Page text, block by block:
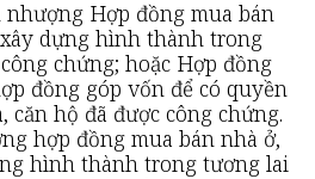
Hợp đồng mua bán
dựng hình thành trong
chứng; hoặc Hợp đồng
đồng góp vốn để có quyền
căn hộ đã được công chứng.
hợp đồng mua bán nhà ở,
hình thành trong tương lai